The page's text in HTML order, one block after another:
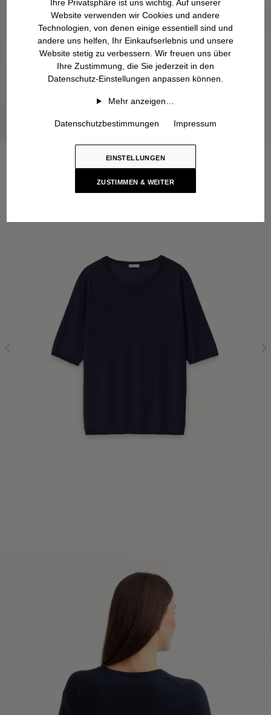
Ihre Privatsphäre ist uns wichtig. Auf unserer
Website verwenden wir Cookies und andere
Technologien, von denen einige essentiell sind und
andere uns helfen, Ihr Einkaufserlebnis und unsere
Website stetig zu verbessern. Wir freuen uns über
Ihre Zustimmung, die Sie jederzeit in den
Datenschutz-Einstellungen anpassen können.
Mehr anzeigen…
Datenschutzbestimmungen Impressum
EINSTELLUNGEN
ZUSTIMMEN & WEITER